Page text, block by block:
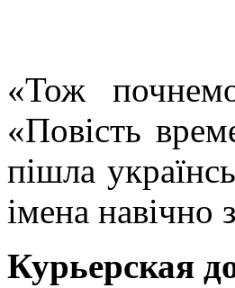
«Тож
«Повість
пішла
імена навічно
Курьерская